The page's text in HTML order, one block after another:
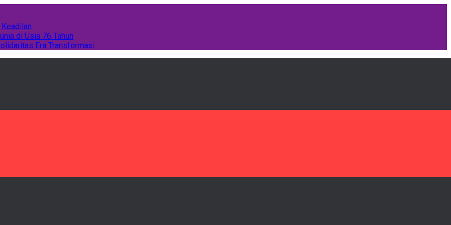
di Usia 76 Tahun
Era Transformasi